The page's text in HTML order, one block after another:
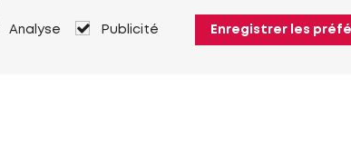
Analyse Publicité Enregistrer les